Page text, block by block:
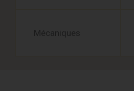
Mécaniques